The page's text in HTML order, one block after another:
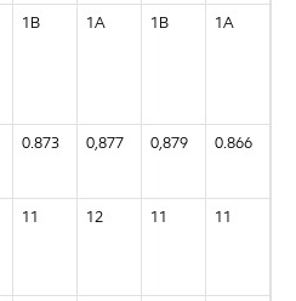
1B 1A 1B 1A
0.873 0,877 0,879 0.866
11 12 11 11